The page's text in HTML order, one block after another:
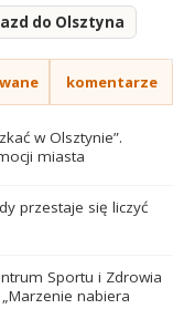
do Olsztyna
komentarze
w Olsztynie”.
miasta
przestaje się liczyć
Sportu i Zdrowia
nabiera